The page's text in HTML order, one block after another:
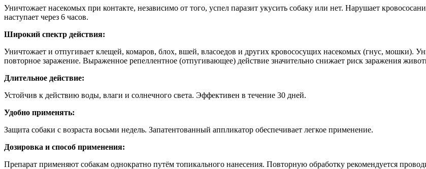
Уничтожает насекомых при контакте, независимо от того, успел паразит укусить собаку или нет. Нарушает
наступает через 6 часов.
Широкий спектр действия:
Уничтожает и отпугивает клещей, комаров, блох, вшей, власоедов и других кровососущих насекомых (гнус, мошки).
повторное заражение. Выраженное репеллентное (отпугивающее) действие значительно снижает риск заражения
Длительное действие:
Устойчив к действию воды, влаги и солнечного света. Эффективен в течение 30 дней.
Удобно применять:
Защита собаки с возраста восьми недель. Запатентованный аппликатор обеспечивает легкое применение.
Дозировка и способ применения:
Препарат применяют собакам однократно путём топикального нанесения. Повторную обработку рекомендуется